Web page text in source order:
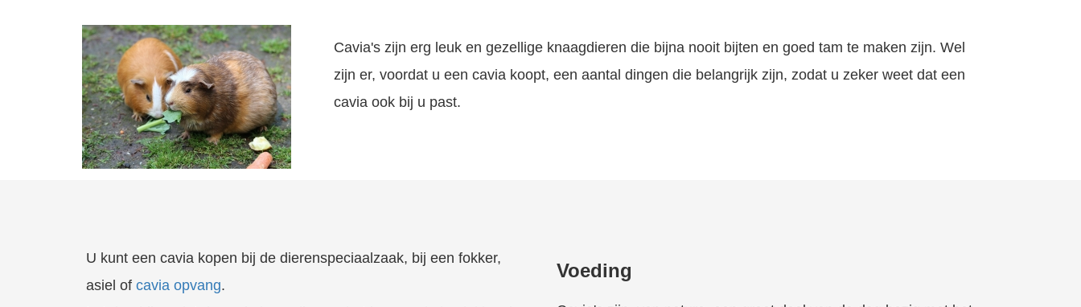
Cavia's zijn erg leuk en gezellige knaagdieren die bijna nooit bijten en goed tam te maken zijn. Wel
zijn er, voordat u een cavia koopt, een aantal dingen die belangrijk zijn, zodat u zeker weet dat een
cavia ook bij u past.
U kunt een cavia kopen bij de dierenspeciaalzaak, bij een fokker,
asiel of cavia opvang.
Voeding